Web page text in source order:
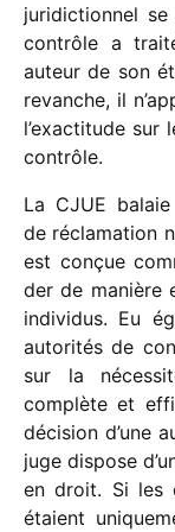
juri­dic­tion­nel
contrôle a
auteur de son
revanche, il
l’exactitude sur
contrôle.
La CJUE
de récla­ma­tion
est conçue
der de manière
indi­vi­dus. Eu
auto­ri­tés de
sur la
complète et
déci­sion d’une
juge dispose
en droit. Si les
étaient